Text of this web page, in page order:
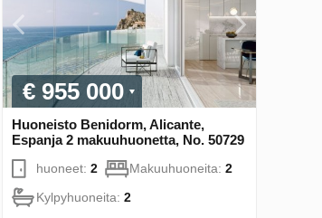
€ 955 000
Huoneisto Benidorm, Alicante,
Espanja 2 makuuhuonetta, No. 50729
huoneet: 2 Makuuhuoneita: 2
Kylpyhuoneita: 2